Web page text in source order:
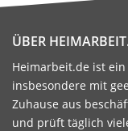
ÜBER
Heimarbeit.de ist
insbesondere mit
Zuhause aus
und prüft täglich